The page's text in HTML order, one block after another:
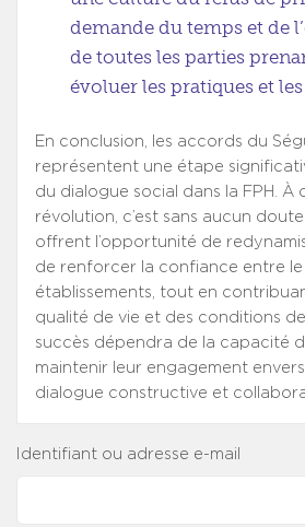
demande du temps et de
de toutes les parties
évoluer les pratiques et
En conclusion, les accords du
représentent une étape
du dialogue social dans la FPH. À
révolution, c’est sans aucun
offrent l’opportunité de
de renforcer la confiance entre le
établissements, tout en
qualité de vie et des conditions
succès dépendra de la capacité
maintenir leur engagement
dialogue constructive et
Identifiant ou adresse e-mail